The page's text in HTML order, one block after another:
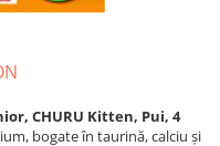
CHURU Kitten, Pui, 4
bogate în taurină, calciu și